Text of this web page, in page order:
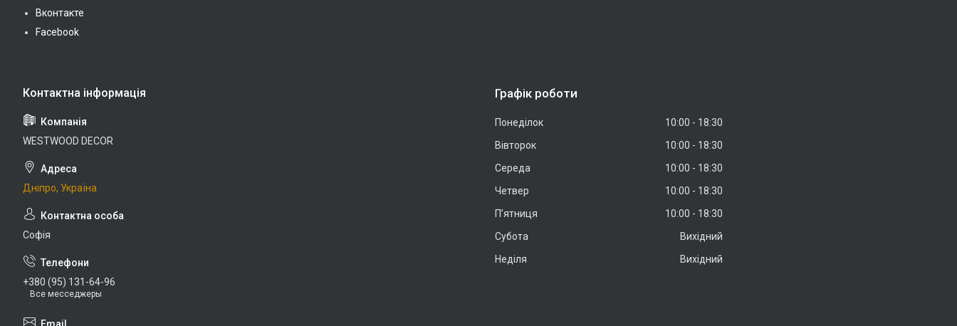
Вконтакте
Facebook
WESTWOOD DECOR
Дніпро, Україна
Софія
+380 (95) 131-64-96
Все месседжеры
Графік роботи
Понеділок 10:00
18:30
Вівторок
10:00
18:30
Середа
10:00
18:30
Четвер
10:00
18:30
Пʼятниця
10:00
18:30
Субота
Вихідний
Неділя
Вихідний